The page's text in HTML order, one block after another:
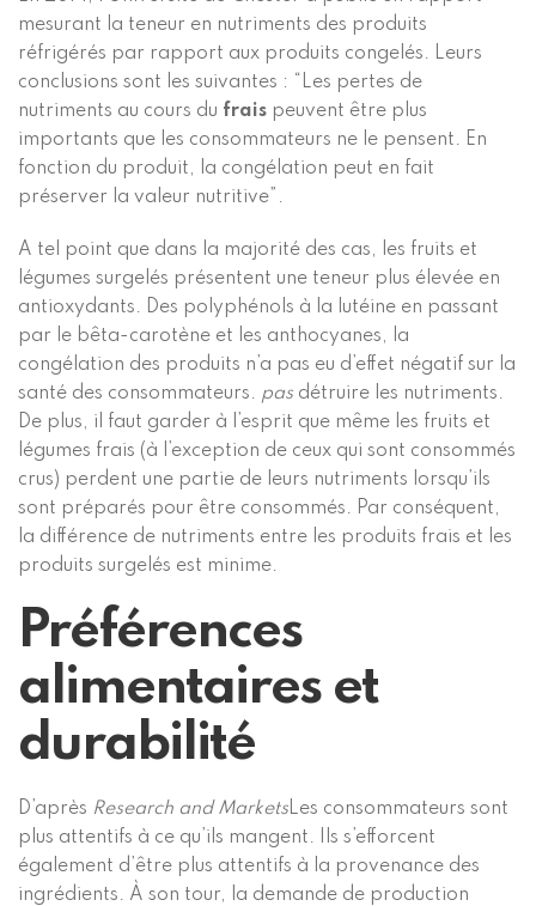
mesurant la teneur en nutriments des produits
réfrigérés par rapport aux produits congelés. Leurs
conclusions sont les suivantes : “Les pertes de
nutriments au cours du frais peuvent être plus
importants que les consommateurs ne le pensent. En
fonction du produit, la congélation peut en fait
préserver la valeur nutritive”.
A tel point que dans la majorité des cas, les fruits et
légumes surgelés présentent une teneur plus élevée en
antioxydants. Des polyphénols à la lutéine en passant
par le bêta-carotène et les anthocyanes, la
congélation des produits n’a pas eu d’effet négatif sur la
santé des consommateurs. pas détruire les nutriments.
De plus, il faut garder à l’esprit que même les fruits et
légumes frais (à l’exception de ceux qui sont consommés
crus) perdent une partie de leurs nutriments lorsqu’ils
sont préparés pour être consommés. Par conséquent,
la différence de nutriments entre les produits frais et les
produits surgelés est minime.
Préférences
alimentaires et
durabilité
D’après Research and MarketsLes consommateurs sont
plus attentifs à ce qu’ils mangent. Ils s’efforcent
également d’être plus attentifs à la provenance des
ingrédients. À son tour, la demande de production